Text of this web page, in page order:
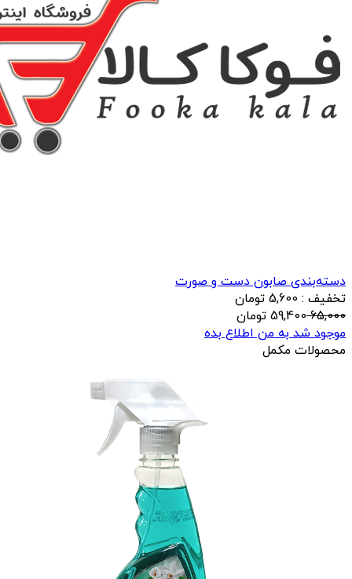
دسته‌بندی صابون دست و صورت
تخفیف : 5,600 تومان
65,000
59,400 تومان
موجود شد به من اطلاع بده
محصولات مکمل